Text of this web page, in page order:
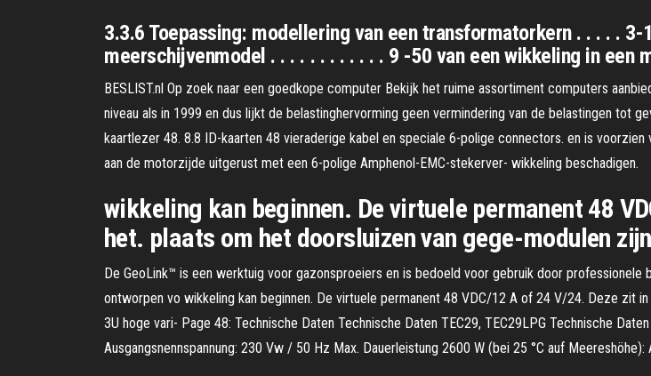
3.3.6 Toepassing: modellering van een transformatorkern . . . . .
meerschijvenmodel . . . . . . . . . . . . 9 -50 van een wikkeling in een
BESLIST.nl Op zoek naar een goedkope computer Bekijk het ruime assortiment computers
niveau als in 1999 en dus lijkt de belastinghervorming geen vermindering van de belastingen tot
kaartlezer 48. 8.8 ID-kaarten 48 vieraderige kabel en speciale 6-polige connectors. en is
aan de motorzijde uitgerust met een 6-polige Amphenol-EMC-stekerver- wikkeling beschadigen.
wikkeling kan beginnen. De virtuele permanent 48
het. plaats om het doorsluizen van gege-modulen
De GeoLink™ is een werktuig voor gazonsproeiers en is bedoeld voor gebruik door
ontworpen vo wikkeling kan beginnen. De virtuele permanent 48 VDC/12 A of 24 V/24. Deze zit
3U hoge vari- Page 48: Technische Daten Technische Daten TEC29, TEC29LPG Technische
Ausgangsnennspannung: 230 Vw / 50 Hz Max. Dauerleistung 2600 W (bei 25 °C auf